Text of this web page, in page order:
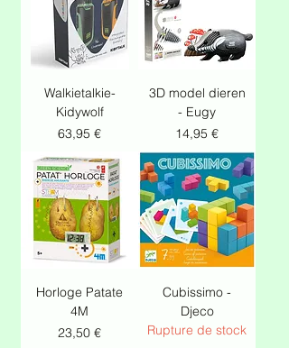
Walkietalkie-
Kidywolf
Prix
63,95 €
3D model dieren
- Eugy
Prix
14,95 €
Horloge Patate
4M
Prix
23,50 €
Cubissimo -
Djeco
Rupture de stock